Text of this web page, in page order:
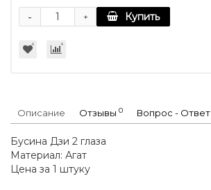
+
- Купить
Описание Отзывы 0 Вопрос - Ответ
Бусина Дзи 2 глаза
Материал: Агат
Цена за 1 штуку